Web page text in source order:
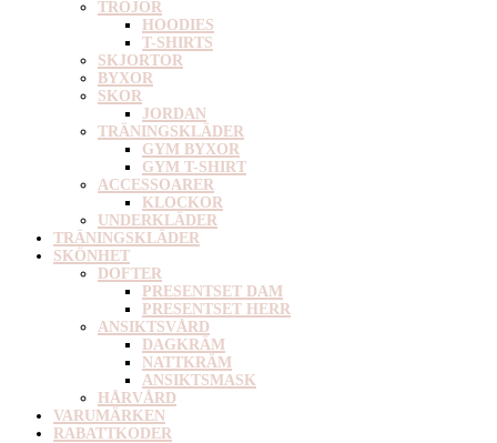
TRÖJOR
HOODIES
T-SHIRTS
SKJORTOR
BYXOR
SKOR
JORDAN
TRÄNINGSKLÄDER
GYM BYXOR
GYM T-SHIRT
ACCESSOARER
KLOCKOR
UNDERKLÄDER
TRÄNINGSKLÄDER
SKÖNHET
DOFTER
PRESENTSET DAM
PRESENTSET HERR
ANSIKTSVÅRD
DAGKRÄM
NATTKRÄM
ANSIKTSMASK
HÅRVÅRD
VARUMÄRKEN
RABATTKODER